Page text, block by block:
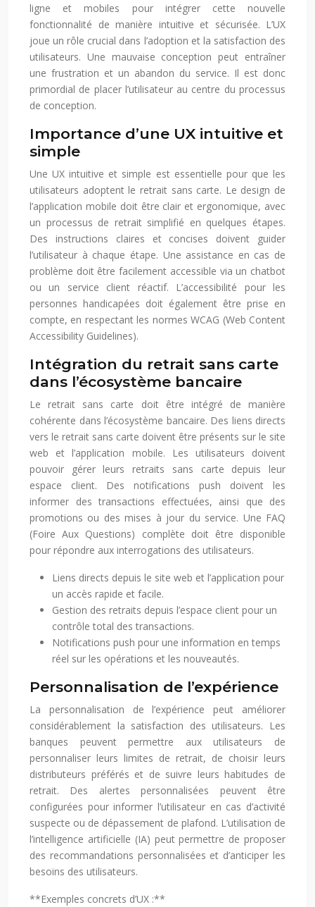
ligne et mobiles pour intégrer cette nouvelle
fonctionnalité de manière intuitive et sécurisée. L’UX
joue un rôle crucial dans l’adoption et la satisfaction des
utilisateurs. Une mauvaise conception peut entraîner
une frustration et un abandon du service. Il est donc
primordial de placer l’utilisateur au centre du processus
de conception.
Importance d’une UX intuitive et
simple
Une UX intuitive et simple est essentielle pour que les
utilisateurs adoptent le retrait sans carte. Le design de
l’application mobile doit être clair et ergonomique, avec
un processus de retrait simplifié en quelques étapes.
Des instructions claires et concises doivent guider
l’utilisateur à chaque étape. Une assistance en cas de
problème doit être facilement accessible via un chatbot
ou un service client réactif. L’accessibilité pour les
personnes handicapées doit également être prise en
compte, en respectant les normes WCAG (Web Content
Accessibility Guidelines).
Intégration du retrait sans carte
dans l’écosystème bancaire
Le retrait sans carte doit être intégré de manière
cohérente dans l’écosystème bancaire. Des liens directs
vers le retrait sans carte doivent être présents sur le site
web et l’application mobile. Les utilisateurs doivent
pouvoir gérer leurs retraits sans carte depuis leur
espace client. Des notifications push doivent les
informer des transactions effectuées, ainsi que des
promotions ou des mises à jour du service. Une FAQ
(Foire Aux Questions) complète doit être disponible
pour répondre aux interrogations des utilisateurs.
Liens directs depuis le site web et l’application pour
un accès rapide et facile.
Gestion des retraits depuis l’espace client pour un
contrôle total des transactions.
Notifications push pour une information en temps
réel sur les opérations et les nouveautés.
Personnalisation de l’expérience
La personnalisation de l’expérience peut améliorer
considérablement la satisfaction des utilisateurs. Les
banques peuvent permettre aux utilisateurs de
personnaliser leurs limites de retrait, de choisir leurs
distributeurs préférés et de suivre leurs habitudes de
retrait. Des alertes personnalisées peuvent être
configurées pour informer l’utilisateur en cas d’activité
suspecte ou de dépassement de plafond. L’utilisation de
l’intelligence artificielle (IA) peut permettre de proposer
des recommandations personnalisées et d’anticiper les
besoins des utilisateurs.
**Exemples concrets d’UX :**